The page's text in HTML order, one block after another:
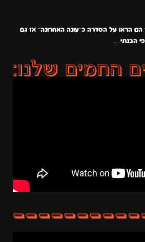
הראו על הסדרה כ״עונה האחרונה״ אז גם
הבנתי…